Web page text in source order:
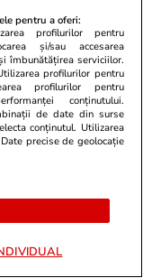
Ce o
ce Levski e
la
fanatici la
şi foamea
pentru a oferi:
profilurilor pentru
și/sau accesarea
îmbunătățirea serviciilor.
profilurilor pentru
profilurilor pentru
conținutului.
de date din surse
conținutul. Utilizarea
precise de geolocație